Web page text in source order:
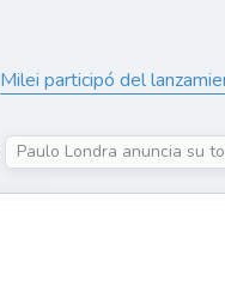
Milei participó del
Paulo Londra anuncia su